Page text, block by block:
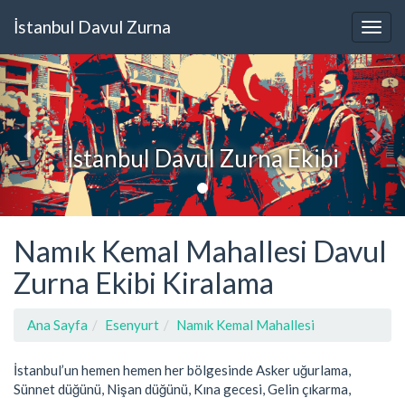
İstanbul Davul Zurna
İstanbul Davul Zurna Ekibi
Namık Kemal Mahallesi Davul
Zurna Ekibi Kiralama
Ana Sayfa Esenyurt Namık Kemal Mahallesi
İstanbul’un hemen hemen her bölgesinde Asker uğurlama,
Sünnet düğünü, Nişan düğünü, Kına gecesi, Gelin çıkarma,